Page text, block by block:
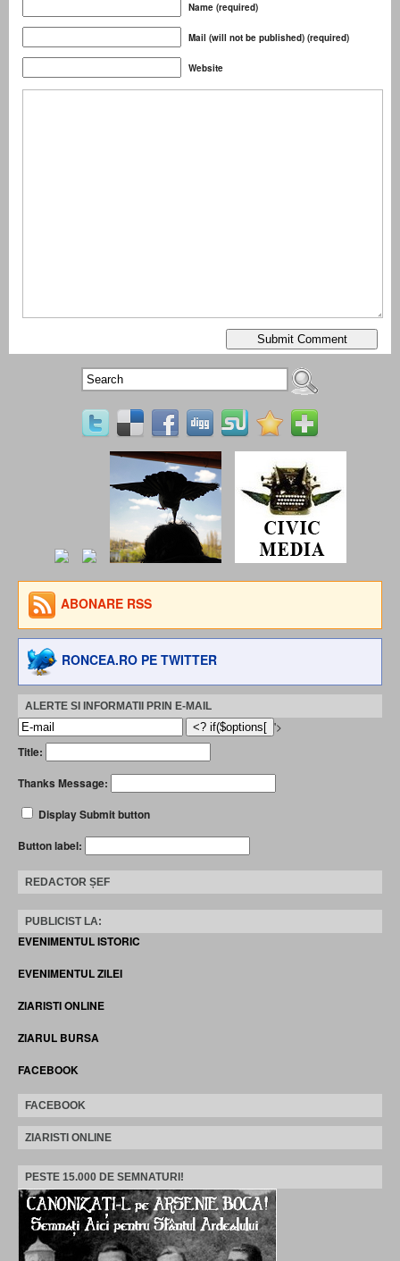
Name (required)
Mail (will not be published) (required)
Website
ABONARE RSS
RONCEA.RO PE TWITTER
ALERTE SI INFORMATII PRIN E-MAIL
'>
Title:
Thanks Message:
Display Submit button
Button label:
REDACTOR ȘEF
PUBLICIST LA:
EVENIMENTUL ISTORIC
EVENIMENTUL ZILEI
ZIARISTI ONLINE
ZIARUL BURSA
FACEBOOK
FACEBOOK
ZIARISTI ONLINE
PESTE 15.000 DE SEMNATURI!